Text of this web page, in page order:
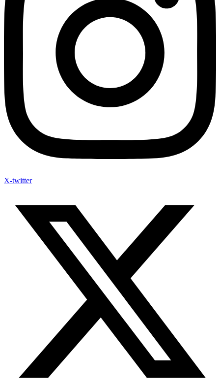
X-twitter